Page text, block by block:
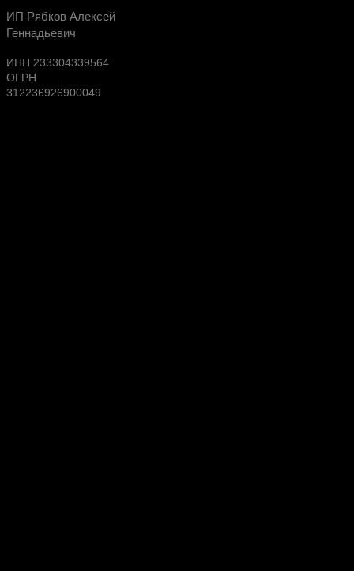
Будь в курсе выгодных предложений,
новых поступлений на склад
ИП Рябков Алексей
Геннадьевич
ИНН 233304339564
ОГРН
312236926900049